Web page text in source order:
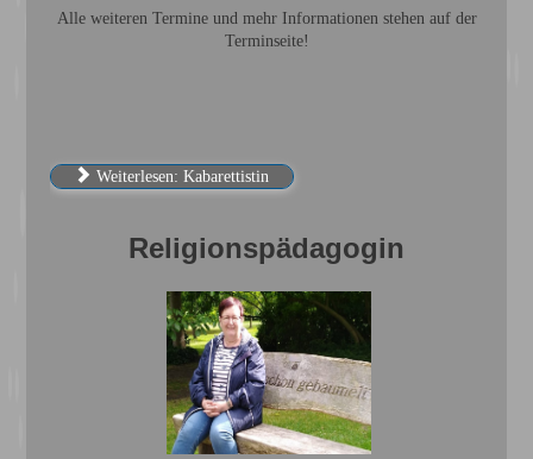
Alle weiteren Termine und mehr Informationen stehen auf der
Terminseite!
Weiterlesen: Kabarettistin
Religionspädagogin